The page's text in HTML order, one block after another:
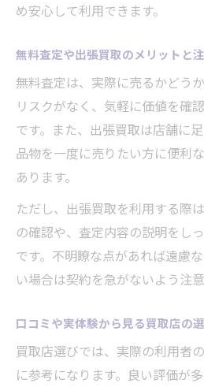
め安心して利用できます。
無料査定や出張買取のメリットと
無料査定は、実際に売るかどう
リスクがなく、気軽に価値を確
です。また、出張買取は店舗に
品物を一度に売りたい方に便利
あります。
ただし、出張買取を利用する際
の確認や、査定内容の説明をし
です。不明瞭な点があれば遠慮
い場合は契約を急がないよう注意
口コミや実体験から見る買取店の
買取店選びでは、実際の利用者
に参考になります。良い評価が